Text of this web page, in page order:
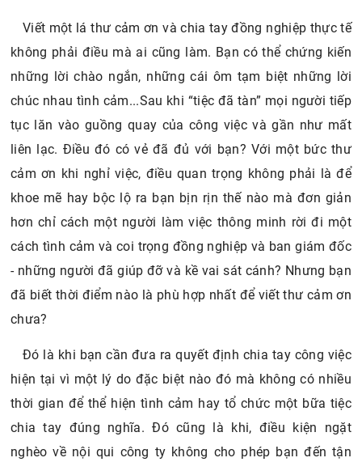
Viết một lá thư cảm ơn và chia tay đồng nghiệp thực tế
không phải điều mà ai cũng làm. Bạn có thể chứng kiến
những lời chào ngắn, những cái ôm tạm biệt những lời
chúc nhau tình cảm...Sau khi “tiệc đã tàn” mọi người tiếp
tục lăn vào guồng quay của công việc và gần như mất
liên lạc. Điều đó có vẻ đã đủ với bạn? Với một bức thư
cảm ơn khi nghỉ việc, điều quan trọng không phải là để
khoe mẽ hay bộc lộ ra bạn bịn rịn thế nào mà đơn giản
hơn chỉ cách một người làm việc thông minh rời đi một
cách tình cảm và coi trọng đồng nghiệp và ban giám đốc
- những người đã giúp đỡ và kề vai sát cánh? Nhưng bạn
đã biết thời điểm nào là phù hợp nhất để viết thư cảm ơn
chưa?
Đó là khi bạn cần đưa ra quyết định chia tay công việc
hiện tại vì một lý do đặc biệt nào đó mà không có nhiều
thời gian để thể hiện tình cảm hay tổ chức một bữa tiệc
chia tay đúng nghĩa. Đó cũng là khi, điều kiện ngặt
nghèo về nội qui công ty không cho phép bạn đến tận